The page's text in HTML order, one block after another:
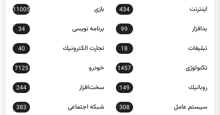
اينترنت 434 بازی 11005
بدافزار 99 برنامه نويسی 34
تبلیغات 18 تجارت الكترونيك 40
تکنولوژی 1457 خودرو 7125
روباتيك 149 سخت‌افزار 244
سيستم عامل 308 شبكه اجتماعی 383